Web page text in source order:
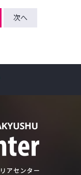
次へ